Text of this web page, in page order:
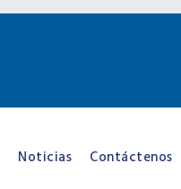
Noticias Contáctenos